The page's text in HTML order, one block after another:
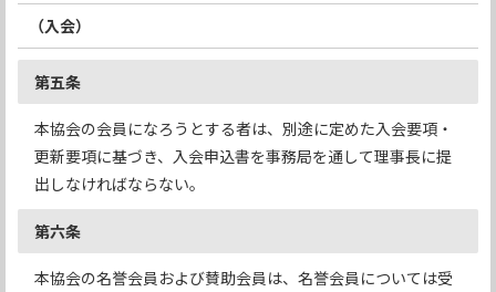
（入会）
第五条
本協会の会員になろうとする者は、別途に定めた入会要項・
更新要項に基づき、入会申込書を事務局を通して理事長に提
出しなければならない。
第六条
本協会の名誉会員および賛助会員は、名誉会員については受